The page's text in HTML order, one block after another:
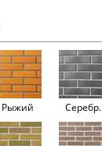
Рыжий Серебр.